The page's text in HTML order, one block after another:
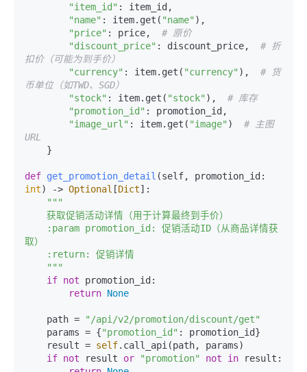
"item_id" : item_id,
"name" : item.get( "name" ),
"price" : price, # 原价
"discount_price" : discount_price, # 折
扣价（可能为到手价）
"currency" : item.get( "currency" ), # 货
币单位（如TWD、SGD）
"stock" : item.get( "stock" ), # 库存
"promotion_id" : promotion_id,
"image_url" : item.get( "image" ) # 主图
URL
def get_promotion_detail (
int) -> Optional [Dict]:
"""
取）
    """
if not promotion_id:
return None
    path =
"/api/v2/promotion/discount/get"
    params = {
"promotion_id" : promotion_id}
    result =
self.call_api(path, params)
if not result or "promotion" not in result: